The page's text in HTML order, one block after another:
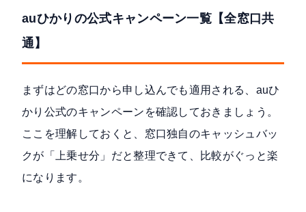
auひかりの公式キャンペーン一覧【全窓口共
通】
まずはどの窓口から申し込んでも適用される、auひ
かり公式のキャンペーンを確認しておきましょう。
ここを理解しておくと、窓口独自のキャッシュバッ
クが「上乗せ分」だと整理できて、比較がぐっと楽
になります。